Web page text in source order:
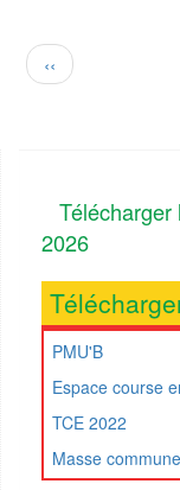
Pagination
Page
précédente
‹‹
2026
PMU'B
Espace course
TCE 2022
Masse